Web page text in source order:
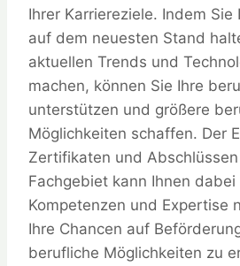
Ihrer Karriereziele. Indem Sie
auf dem neuesten Stand
aktuellen Trends und
machen, können Sie Ihre
unterstützen und größere
Möglichkeiten schaffen. Der
Zertifikaten und
Fachgebiet kann Ihnen dabei
Kompetenzen und Expertise
Ihre Chancen auf
berufliche Möglichkeiten zu